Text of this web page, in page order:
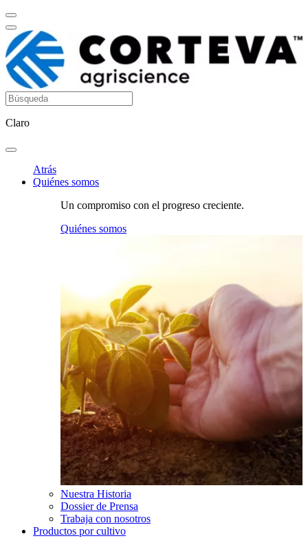
Claro
Atrás
Quiénes somos
Un compromiso con el progreso creciente.
Quiénes somos
Nuestra Historia
Dossier de Prensa
Trabaja con nosotros
Productos por cultivo